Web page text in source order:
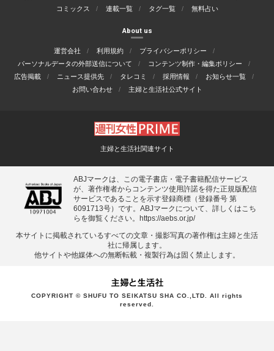
コミックス
連載一覧 タグ一覧 無料占い
About us
運営会社 利用規約
プライバシーポリシー
パーソナルデータの外部送信について
コンテンツ制作・編集ポリシー
広告掲載
ニュース提供先 タレコミ 採用情報
お知らせ一覧
お問い合わせ
主婦と生活社公式サイト
主婦と生活社関連サイト
ABJマークは、この電子書店・電子書籍配信サービス
が、著作権者からコンテンツ使用許諾を得た正規版配信
サービスであることを示す登録商標（登録番号 第
6091713号）です。ABJマークについて、詳しくはこち
らを御覧ください。 https://aebs.or.jp/
本サイトに掲載されているすべての⽂章・撮影写真の著作権は主婦と⽣活
社に帰属します。
他サイトや他媒体への無断転載・複製⾏為は固く禁⽌します。
COPYRIGHT © SHUFU TO SEIKATSU SHA CO.,LTD. All rights
reserved.